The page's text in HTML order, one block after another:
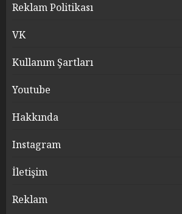
Reklam Politikası
VK
Kullanım Şartları
Youtube
Hakkında
Instagram
İletişim
Reklam